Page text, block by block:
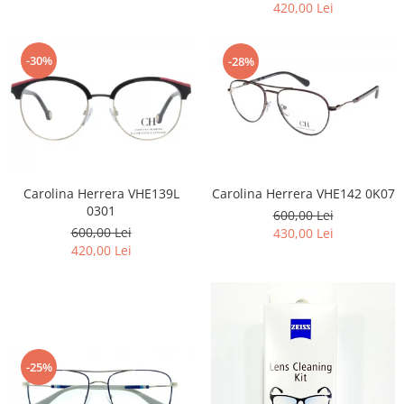
420,00 Lei
-30%
Carolina Herrera VHE139L
0301
600,00 Lei
420,00 Lei
-28%
Carolina Herrera VHE142 0K07
600,00 Lei
430,00 Lei
-25%